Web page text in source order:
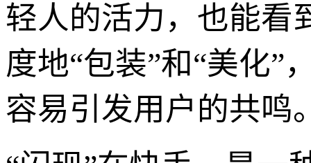
轻人的活力，也能看
度地“包装”和“美化”
容易引发用户的共鸣